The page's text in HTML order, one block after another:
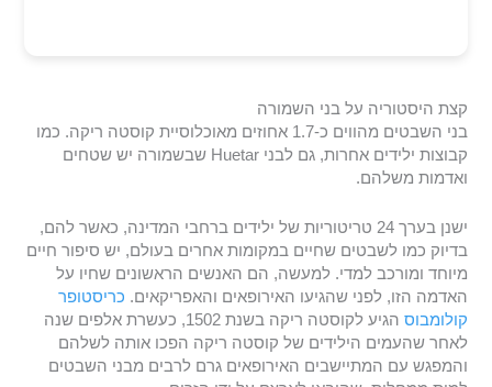
קצת היסטוריה על בני השמורה
בני השבטים מהווים כ-1.7 אחוזים מאוכלוסיית קוסטה ריקה. כמו
קבוצות ילידים אחרות, גם לבני Huetar שבשמורה יש שטחים
ואדמות משלהם.
ישנן בערך 24 טריטוריות של ילידים ברחבי המדינה, כאשר להם,
בדיוק כמו לשבטים שחיים במקומות אחרים בעולם, יש סיפור חיים
מיוחד ומורכב למדי. למעשה, הם האנשים הראשונים שחיו על
האדמה הזו, לפני שהגיעו האירופאים והאפריקאים. כריסטופר
קולומבוס
הגיע לקוסטה ריקה בשנת 1502, כעשרת אלפים שנה
לאחר שהעמים הילידים של קוסטה ריקה הפכו אותה לשלהם
והמפגש עם המתיישבים האירופאים גרם לרבים מבני השבטים